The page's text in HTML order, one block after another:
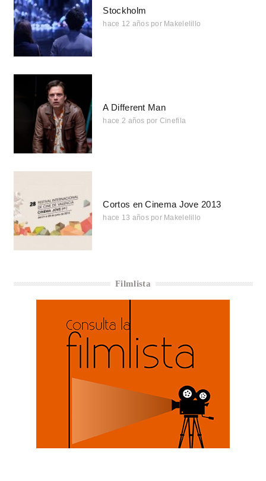
Stockholm
hace 12 años por Makelelillo
A Different Man
hace 2 años por Cinefila
Cortos en Cinema Jove 2013
hace 13 años por Makelelillo
Filmlista